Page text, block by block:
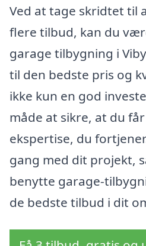
Ved at tage skridtet til
flere tilbud, kan du
garage tilbygning i
til den bedste pris og
ikke kun en god
måde at sikre, at du
ekspertise, du
gang med dit projekt,
benytte garage-
de bedste tilbud i dit